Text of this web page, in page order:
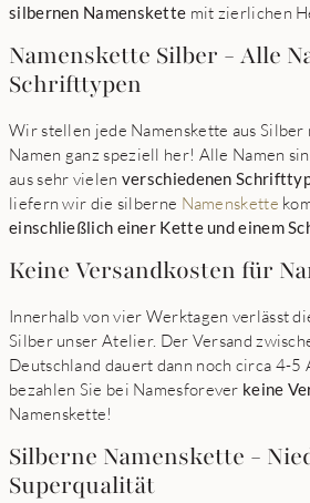
silbernen Namenskette mit zierlichen
Namenskette Silber - Alle
Schrifttypen
Wir stellen jede Namenskette aus Silber
Namen ganz speziell her! Alle Namen
aus sehr vielen verschiedenen
liefern wir die silberne Namenskette
einschließlich einer Kette und einem
Keine Versandkosten für
Innerhalb von vier Werktagen verlässt
Silber unser Atelier. Der Versand
Deutschland dauert dann noch circa 4-
bezahlen Sie bei Namesforever keine
Namenskette!
Silberne Namenskette -
Superqualität